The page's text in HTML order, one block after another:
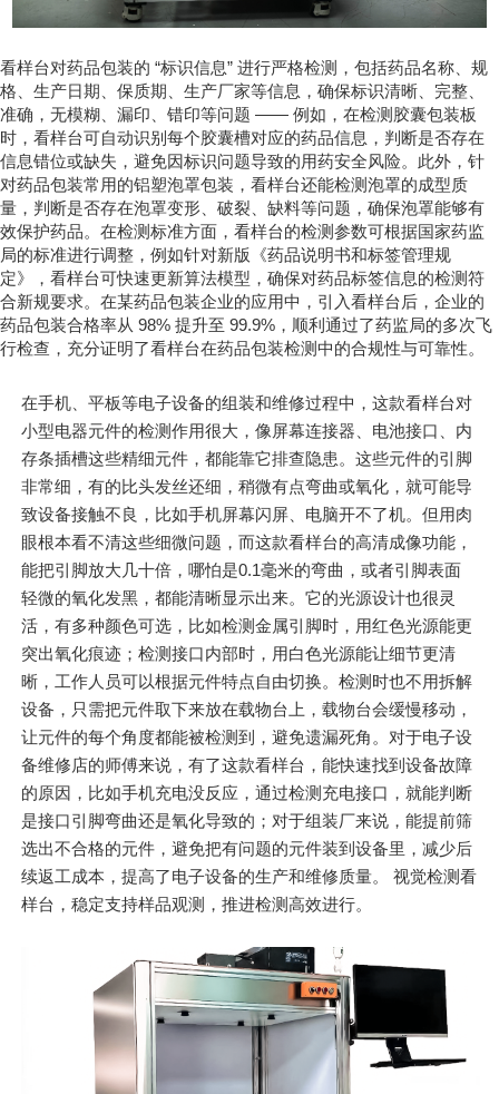
看样台对药品包装的 “标识信息” 进行严格检测，包括药品名称、规
格、生产日期、保质期、生产厂家等信息，确保标识清晰、完整、
准确，无模糊、漏印、错印等问题 —— 例如，在检测胶囊包装板
时，看样台可自动识别每个胶囊槽对应的药品信息，判断是否存在
信息错位或缺失，避免因标识问题导致的用药安全风险。此外，针
对药品包装常用的铝塑泡罩包装，看样台还能检测泡罩的成型质
量，判断是否存在泡罩变形、破裂、缺料等问题，确保泡罩能够有
效保护药品。在检测标准方面，看样台的检测参数可根据国家药监
局的标准进行调整，例如针对新版《药品说明书和标签管理规
定》，看样台可快速更新算法模型，确保对药品标签信息的检测符
合新规要求。在某药品包装企业的应用中，引入看样台后，企业的
药品包装合格率从 98% 提升至 99.9%，顺利通过了药监局的多次飞
行检查，充分证明了看样台在药品包装检测中的合规性与可靠性。
在手机、平板等电子设备的组装和维修过程中，这款看样台对
小型电器元件的检测作用很大，像屏幕连接器、电池接口、内
存条插槽这些精细元件，都能靠它排查隐患。这些元件的引脚
非常细，有的比头发丝还细，稍微有点弯曲或氧化，就可能导
致设备接触不良，比如手机屏幕闪屏、电脑开不了机。但用肉
眼根本看不清这些细微问题，而这款看样台的高清成像功能，
能把引脚放大几十倍，哪怕是0.1毫米的弯曲，或者引脚表面
轻微的氧化发黑，都能清晰显示出来。它的光源设计也很灵
活，有多种颜色可选，比如检测金属引脚时，用红色光源能更
突出氧化痕迹；检测接口内部时，用白色光源能让细节更清
晰，工作人员可以根据元件特点自由切换。检测时也不用拆解
设备，只需把元件取下来放在载物台上，载物台会缓慢移动，
让元件的每个角度都能被检测到，避免遗漏死角。对于电子设
备维修店的师傅来说，有了这款看样台，能快速找到设备故障
的原因，比如手机充电没反应，通过检测充电接口，就能判断
是接口引脚弯曲还是氧化导致的；对于组装厂来说，能提前筛
选出不合格的元件，避免把有问题的元件装到设备里，减少后
续返工成本，提高了电子设备的生产和维修质量。 视觉检测看
样台，稳定支持样品观测，推进检测高效进行。